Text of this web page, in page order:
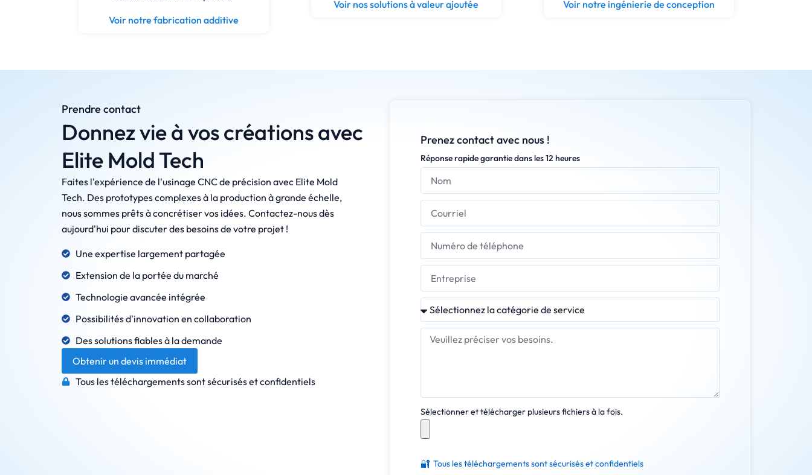
Voir notre fabrication additive
Voir nos solutions à valeur ajoutée
Voir notre ingénierie de conception
Prendre contact
Donnez vie à vos créations avec
Elite Mold Tech
Faites l'expérience de l'usinage CNC de précision avec Elite Mold
Tech. Des prototypes complexes à la production à grande échelle,
nous sommes prêts à concrétiser vos idées. Contactez-nous dès
aujourd'hui pour discuter des besoins de votre projet !
Une expertise largement partagée
Extension de la portée du marché
Technologie avancée intégrée
Possibilités d'innovation en collaboration
Des solutions fiables à la demande
Obtenir un devis immédiat
Tous les téléchargements sont sécurisés et confidentiels
Prenez contact avec nous !
Réponse rapide garantie dans les 12 heures
Sélectionner et télécharger plusieurs fichiers à la fois.
🔐 Tous les téléchargements sont sécurisés et confidentiels